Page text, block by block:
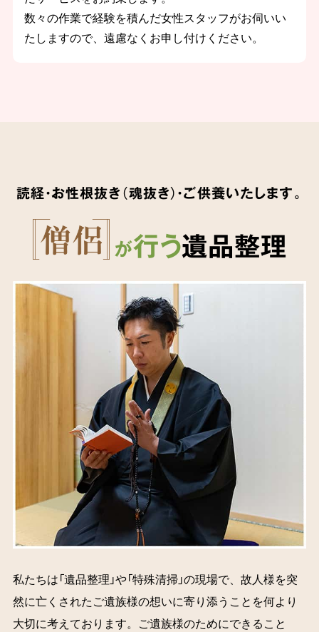
数々の作業で経験を積んだ女性スタッフがお伺いい
たしますので、遠慮なくお申し付けください。
が行う遺品整理
読経・お性根抜き（魂抜き）・ご供養いたします。
私たちは「遺品整理」や「特殊清掃」の現場で、故人様を突
然に亡くされたご遺族様の想いに寄り添うことを何より
大切に考えております。ご遺族様のためにできること